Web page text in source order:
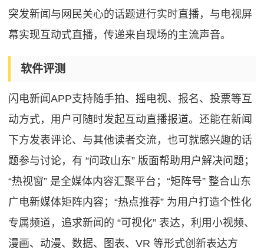
突发新闻与网民关心的话题进行实时直播，与电视屏
幕实现互动式直播，传递来自现场的主流声音。
软件评测
闪电新闻APP支持随手拍、摇电视、报名、投票等互
动方式，用户可随时发起互动直播报道。还能在新闻
下方发表评论、与其他读者交流，也可就感兴趣的话
题参与讨论，有 “问政山东” 版面帮助用户解决问题；
“热视窗” 是全媒体内容汇聚平台；“矩阵号” 整合山东
广电新媒体矩阵内容；“热点推荐” 为用户打造个性化
专属频道，追求新闻的 “可视化” 表达，利用小视频、
漫画、动漫、数据、图表、VR 等形式创新表达方